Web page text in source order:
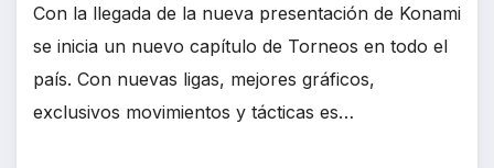
Con la llegada de la nueva presentación de Konami
se inicia un nuevo capítulo de Torneos en todo el
país. Con nuevas ligas, mejores gráficos,
exclusivos movimientos y tácticas es…